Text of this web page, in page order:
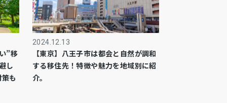
”移
し
も
2024.12.13
【東京】八王子市は都会と自然が調和
する移住先！特徴や魅力を地域別に紹
介。